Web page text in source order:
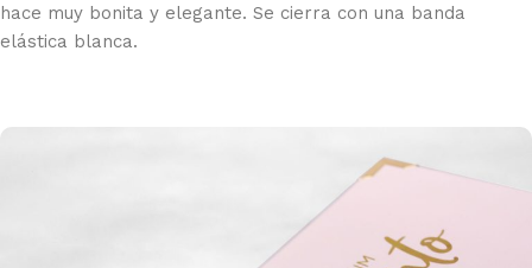
hace muy bonita y elegante. Se cierra con una banda
elástica blanca.